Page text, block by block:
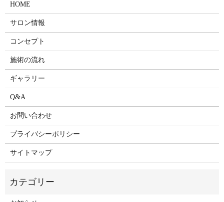
HOME
サロン情報
コンセプト
施術の流れ
ギャラリー
Q&A
お問い合わせ
プライバシーポリシー
サイトマップ